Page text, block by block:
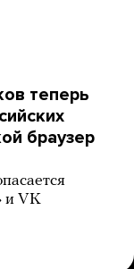
теперь
браузер
и VK